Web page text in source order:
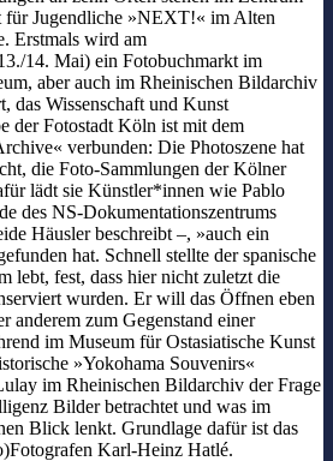
für Jugendliche »NEXT!« im Alten
Erstmals wird am
14. Mai) ein Fotobuchmarkt im
aber auch im Rheinischen Bildarchiv
das Wissenschaft und Kunst
der Fotostadt Köln ist mit dem
verbunden: Die Photoszene hat
die Foto-Sammlungen der Kölner
lädt sie Künstler*innen wie Pablo
des NS-Dokumentationszentrums
Häusler beschreibt –, »auch ein
hat. Schnell stellte der spanische
lebt, fest, dass hier nicht zuletzt die
wurden. Er will das Öffnen eben
anderem zum Gegenstand einer
im Museum für Ostasiatische Kunst
»Yokohama Souvenirs«
im Rheinischen Bildarchiv der Frage
Bilder betrachtet und was im
Blick lenkt. Grundlage dafür ist das
Karl-Heinz Hatlé.